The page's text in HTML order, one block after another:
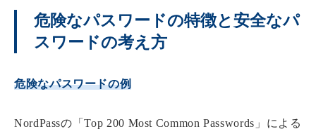
危険なパスワードの特徴と安全なパ
スワードの考え方
危険なパスワードの例
NordPassの「Top 200 Most Common Passwords」による